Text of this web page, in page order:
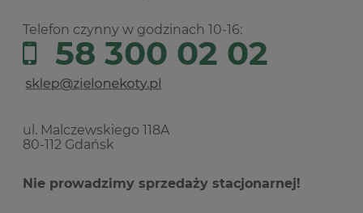
Telefon czynny w godzinach 10-16:
58 300 02 02
ul. Malczewskiego 118A
80-112 Gdańsk
Nie prowadzimy sprzedaży stacjonarnej!